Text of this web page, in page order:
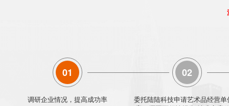
01
调研企业情况，提高成功率
02
委托陆陆科技申请艺术品经营单